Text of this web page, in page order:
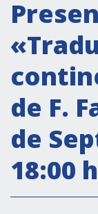
Secretaría
Secretaría
Secretaría
Forum
Conferencia
Red para la
género
de F.
de
18:00